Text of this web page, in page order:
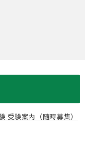
受験案内（随時募集）